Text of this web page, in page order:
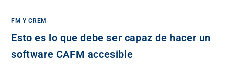
FM Y CREM
Esto es lo que debe ser capaz de hacer un
software CAFM accesible